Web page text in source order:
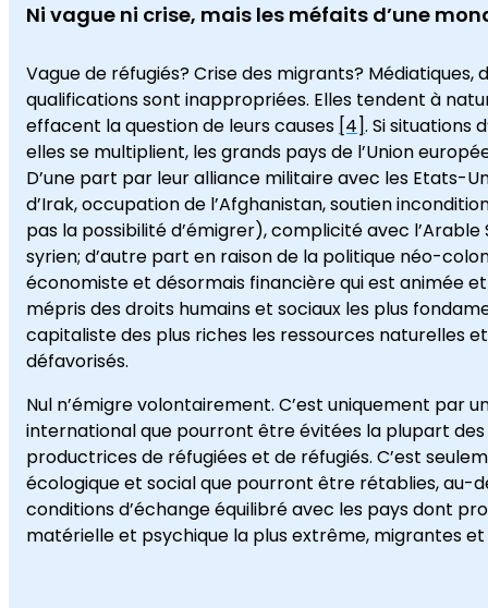
Ni vague ni crise, mais les méfaits d’une
Vague de réfugiés? Crise des migrants?
qualifications sont inappropriées. Elles tendent à
effacent la question de leurs causes [4]. Si situations
elles se multiplient, les grands pays de l’Union
D’une part par leur alliance militaire avec les Etats-
d’Irak, occupation de l’Afghanistan, soutien
pas la possibilité d’émigrer), complicité avec
syrien; d’autre part en raison de la politique néo-
économiste et désormais financière qui est animée
mépris des droits humains et sociaux les plus
capitaliste des plus riches les ressources naturelles
défavorisés.
Nul n’émigre volontairement. C’est uniquement par
international que pourront être évitées la plupart
productrices de réfugiées et de réfugiés. C’est
écologique et social que pourront être rétablies, au-
conditions d’échange équilibré avec les pays dont
matérielle et psychique la plus extrême, migrantes